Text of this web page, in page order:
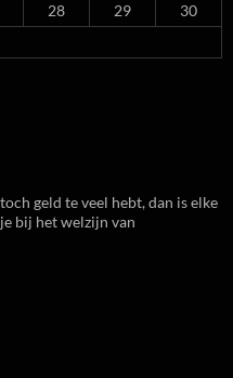
28 29
30
geld te veel hebt, dan is elke
bij het welzijn van